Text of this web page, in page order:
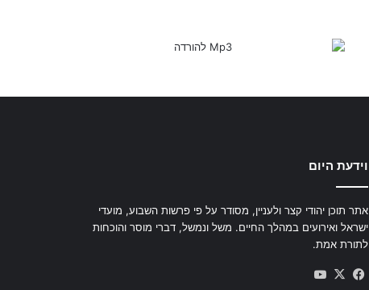
וידעת היום
אתר תוכן יהודי קצר ולעניין, מסודר על פי פרשות השבוע, מועדי
ישראל ואירועים במהלך החיים. משל ונמשל, דברי מוסר והוכחות
לתורת אמת.
Facebook
X